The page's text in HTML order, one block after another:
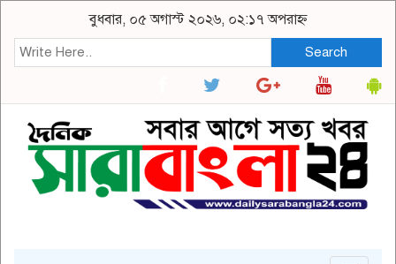
বুধবার, ০৫ অগাস্ট ২০২৬, ০২:১৭ অপরাহ্ন
Search